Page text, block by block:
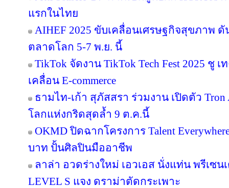
แรกในไทย
AIHEF 2025 ขับเคลื่อนเศรษฐกิจสุขภาพ
ตลาดโลก 5-7 พ.ย. นี้
TikTok จัดงาน TikTok Tech Fest 2025 ชู
เคลื่อน E-commerce
ธามไท-เก้า สุภัสสรา ร่วมงาน เปิดตัว
โลกแห่งกริดสุดล้ำ 9 ต.ค.นี้
OKMD ปิดฉากโครงการ Talent
บาท ปั้นศิลปินมืออาชีพ
ลาล่า อวดร่างใหม่ เอวเอส นั่งแท่น พรีเซ
LEVEL S แจง ดราม่าตัดกระเพาะ